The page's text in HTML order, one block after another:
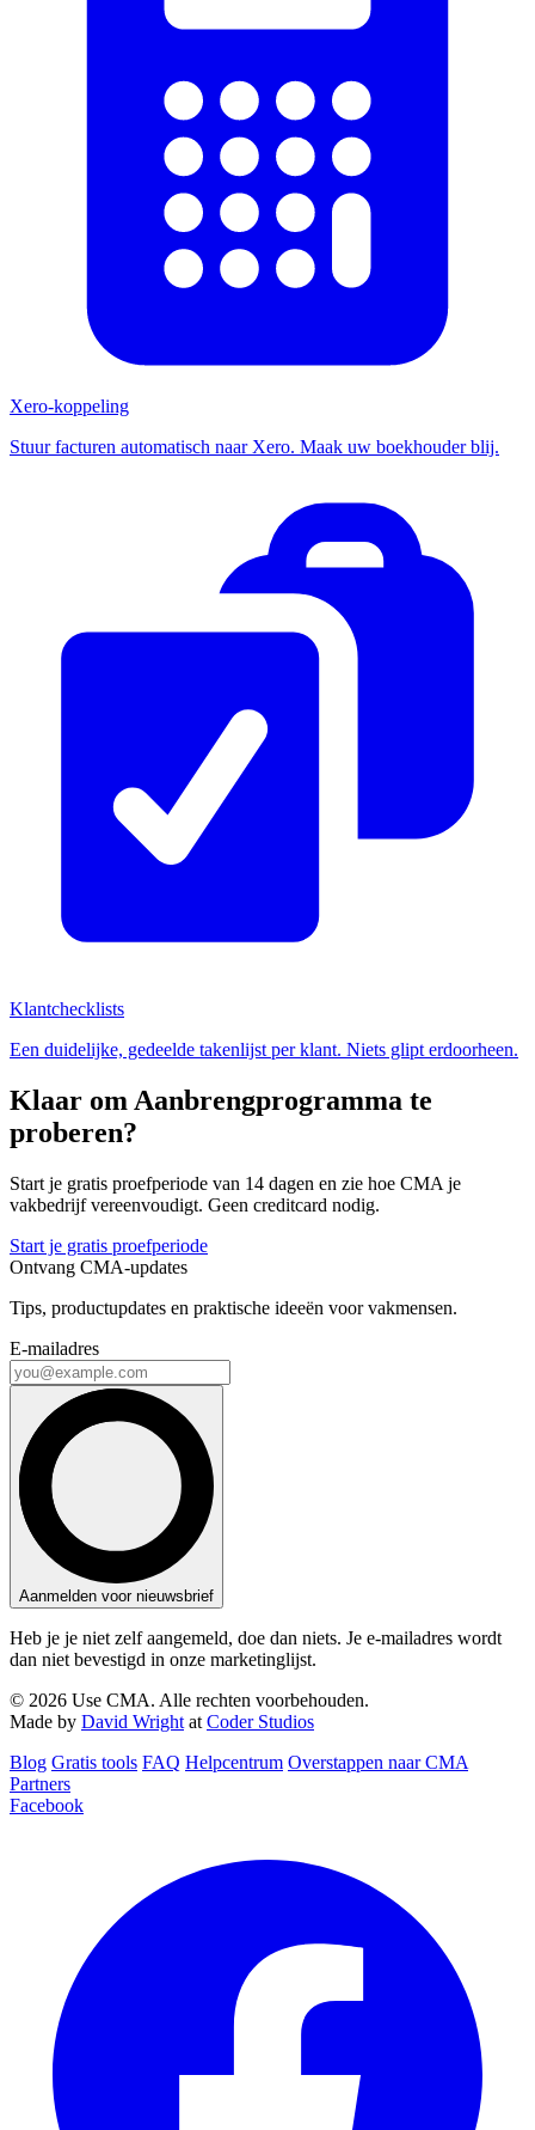
Xero-koppeling
Stuur facturen automatisch naar Xero. Maak uw boekhouder blij.
Klantchecklists
Een duidelijke, gedeelde takenlijst per klant. Niets glipt erdoorheen.
Klaar om Aanbrengprogramma te
proberen?
Start je gratis proefperiode van 14 dagen en zie hoe CMA je
vakbedrijf vereenvoudigt. Geen creditcard nodig.
Start je gratis proefperiode
Ontvang CMA-updates
Tips, productupdates en praktische ideeën voor vakmensen.
E-mailadres
Aanmelden voor nieuwsbrief
Heb je je niet zelf aangemeld, doe dan niets. Je e-mailadres wordt
dan niet bevestigd in onze marketinglijst.
© 2026 Use CMA. Alle rechten voorbehouden.
Made by David Wright at Coder Studios
Blog‎ Gratis tools FAQ Helpcentrum Overstappen naar CMA
Partners
Facebook